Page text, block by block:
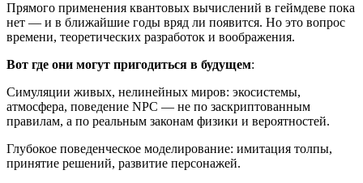
Прямого применения квантовых вычислений в геймдеве пока
нет — и в ближайшие годы вряд ли появится. Но это вопрос
времени, теоретических разработок и воображения.
Вот где они могут пригодиться в будущем:
Симуляции живых, нелинейных миров: экосистемы,
атмосфера, поведение NPC — не по заскриптованным
правилам, а по реальным законам физики и вероятностей.
Глубокое поведенческое моделирование: имитация толпы,
принятие решений, развитие персонажей.